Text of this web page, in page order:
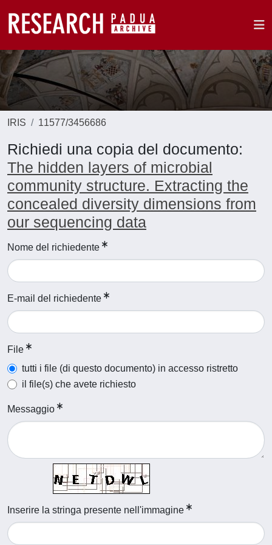
IRIS 11577/3456686
Richiedi una copia del documento:
The hidden layers of microbial
community structure. Extracting the
concealed diversity dimensions from
our sequencing data
Nome del richiedente
E-mail del richiedente
File
tutti i file (di questo documento) in accesso ristretto
il file(s) che avete richiesto
Messaggio
Inserire la stringa presente nell'immagine